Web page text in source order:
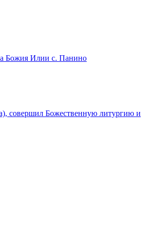
Божия Илии с. Панино
совершил Божественную литургию и